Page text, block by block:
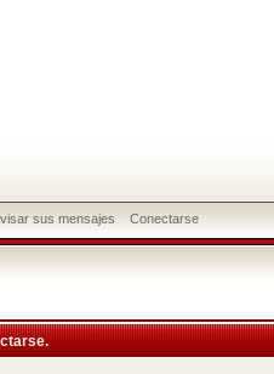
sus mensajes Conectarse